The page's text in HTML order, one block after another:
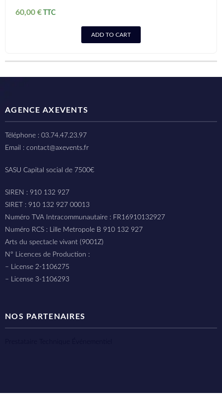
60,00 €
ADD TO CART
AGENCE AXEVENTS
Téléphone : 03.74.47.23.97
Email : contact@axevents.fr
SASU Capital social de 7500€
SIREN : 910 132 927
SIRET : 910 132 927 00013
Numéro TVA Intracommunautaire : FR16910132927
Numéro RCS : Lille Metropole B 910 132 927
Arts du spectacle vivant (9001Z)
N° Licences de Production :
– License 2-1106275
– License 3-1106293
NOS PARTENAIRES